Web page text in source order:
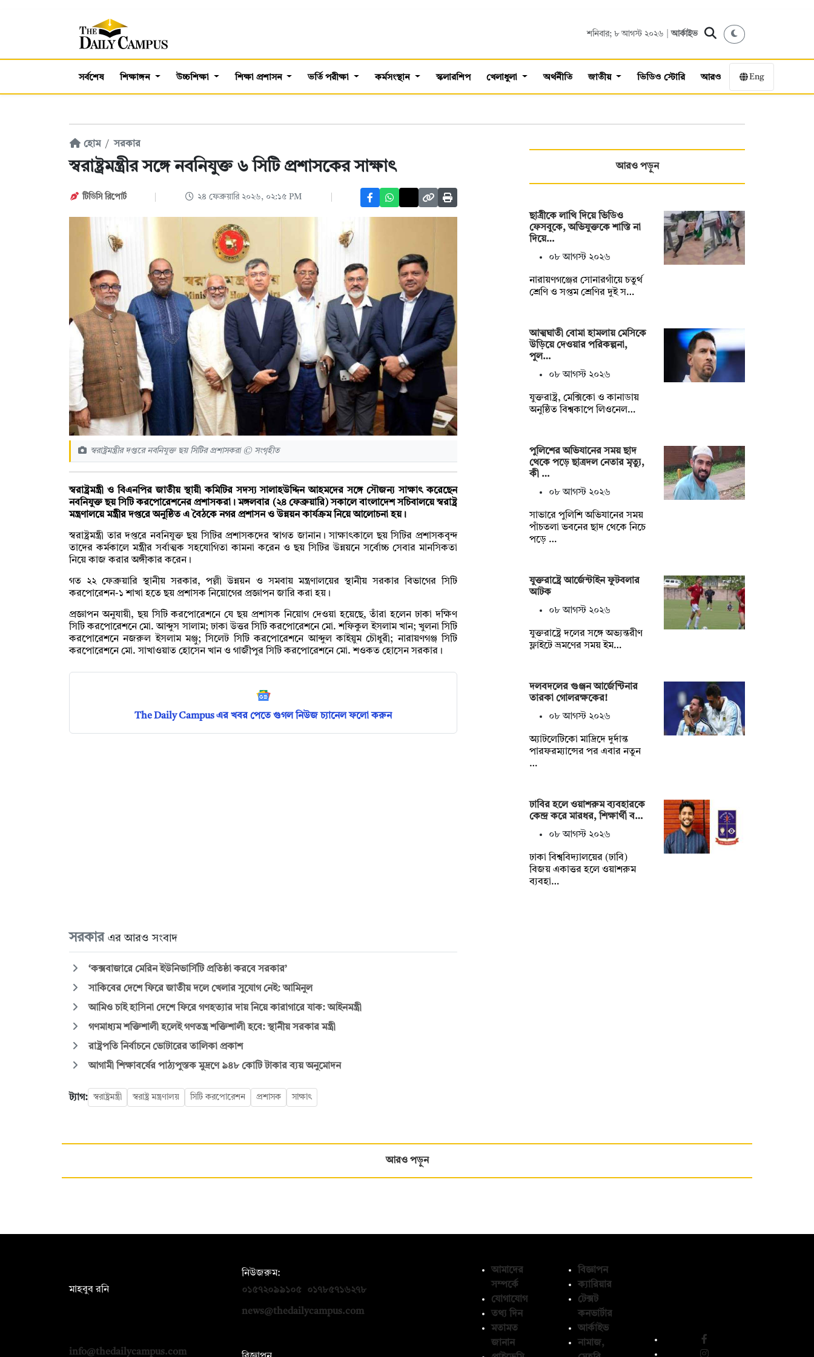
শনিবার; ৮ আগস্ট ২০২৬ |আর্কাইভ
সর্বশেষ শিক্ষাঙ্গন উচ্চশিক্ষা শিক্ষা প্রশাসন ভর্তি পরীক্ষা কর্মসংস্থান স্কলারশিপ খেলাধুলা অর্থনীতি জাতীয় ভিডিও স্টোরি আরও Eng
হোম সরকার
স্বরাষ্ট্রমন্ত্রীর সঙ্গে নবনিযুক্ত ৬ সিটি প্রশাসকের সাক্ষাৎ
টিডিসি রিপোর্ট ২৪ ফেব্রুয়ারি ২০২৬, ০২:১৫ PM
স্বরাষ্ট্রমন্ত্রীর দপ্তরে নবনিযুক্ত ছয় সিটির প্রশাসকরা © সংগৃহীত
স্বরাষ্ট্রমন্ত্রী ও বিএনপির জাতীয় স্থায়ী কমিটির সদস্য সালাহউদ্দিন আহমদের সঙ্গে সৌজন্য সাক্ষাৎ করেছেন
নবনিযুক্ত ছয় সিটি করপোরেশনের প্রশাসকরা। মঙ্গলবার (২৪ ফেব্রুয়ারি) সকালে বাংলাদেশ সচিবালয়ে স্বরাষ্ট্র
মন্ত্রণালয়ে মন্ত্রীর দপ্তরে অনুষ্ঠিত এ বৈঠকে নগর প্রশাসন ও উন্নয়ন কার্যক্রম নিয়ে আলোচনা হয়।
স্বরাষ্ট্রমন্ত্রী তার দপ্তরে নবনিযুক্ত ছয় সিটির প্রশাসকদের স্বাগত জানান। সাক্ষাৎকালে ছয় সিটির প্রশাসকবৃন্দ
তাদের কর্মকালে মন্ত্রীর সর্বাত্মক সহযোগিতা কামনা করেন ও ছয় সিটির উন্নয়নে সর্বোচ্চ সেবার মানসিকতা
নিয়ে কাজ করার অঙ্গীকার করেন।
গত ২২ ফেব্রুয়ারি স্থানীয় সরকার, পল্লী উন্নয়ন ও সমবায় মন্ত্রণালয়ের স্থানীয় সরকার বিভাগের সিটি
করপোরেশন-১ শাখা হতে ছয় প্রশাসক নিয়োগের প্রজ্ঞাপন জারি করা হয়।
প্রজ্ঞাপন অনুযায়ী, ছয় সিটি করপোরেশনে যে ছয় প্রশাসক নিয়োগ দেওয়া হয়েছে, তাঁরা হলেন ঢাকা দক্ষিণ
সিটি করপোরেশনে মো. আব্দুস সালাম; ঢাকা উত্তর সিটি করপোরেশনে মো. শফিকুল ইসলাম খান; খুলনা সিটি
করপোরেশনে নজরুল ইসলাম মঞ্জু; সিলেট সিটি করপোরেশনে আব্দুল কাইয়ুম চৌধুরী; নারায়ণগঞ্জ সিটি
করপোরেশনে মো. সাখাওয়াত হোসেন খান ও গাজীপুর সিটি করপোরেশনে মো. শওকত হোসেন সরকার।
The Daily Campus এর খবর পেতে গুগল নিউজ চ্যানেল ফলো করুন
সরকার এর আরও সংবাদ
‘কক্সবাজারে মেরিন ইউনিভার্সিটি প্রতিষ্ঠা করবে সরকার’
সাকিবের দেশে ফিরে জাতীয় দলে খেলার সুযোগ নেই: আমিনুল
আমিও চাই হাসিনা দেশে ফিরে গণহত্যার দায় নিয়ে কারাগারে যাক: আইনমন্ত্রী
গণমাধ্যম শক্তিশালী হলেই গণতন্ত্র শক্তিশালী হবে: স্থানীয় সরকার মন্ত্রী
রাষ্ট্রপতি নির্বাচনে ভোটারের তালিকা প্রকাশ
আগামী শিক্ষাবর্ষের পাঠ্যপুস্তক মুদ্রণে ৯৪৮ কোটি টাকার ব্যয় অনুমোদন
ট্যাগ: স্বরাষ্ট্রমন্ত্রী স্বরাষ্ট্র মন্ত্রণালয় সিটি করপোরেশন প্রশাসক সাক্ষাৎ
আরও পড়ুন
ছাত্রীকে লাথি দিয়ে ভিডিও
ফেসবুকে, অভিযুক্তকে শাস্তি না
দিয়ে…
০৮ আগস্ট ২০২৬
নারায়ণগঞ্জের সোনারগাঁয়ে চতুর্থ
শ্রেণি ও সপ্তম শ্রেণির দুই স…
আত্মঘাতী বোমা হামলায় মেসিকে
উড়িয়ে দেওয়ার পরিকল্পনা,
পুল…
০৮ আগস্ট ২০২৬
যুক্তরাষ্ট্র, মেক্সিকো ও কানাডায়
অনুষ্ঠিত বিশ্বকাপে লিওনেল…
পুলিশের অভিযানের সময় ছাদ
থেকে পড়ে ছাত্রদল নেতার মৃত্যু,
কী …
০৮ আগস্ট ২০২৬
সাভারে পুলিশি অভিযানের সময়
পাঁচতলা ভবনের ছাদ থেকে নিচে
পড়ে …
যুক্তরাষ্ট্রে আর্জেন্টাইন ফুটবলার
আটক
০৮ আগস্ট ২০২৬
যুক্তরাষ্ট্রে দলের সঙ্গে অভ্যন্তরীণ
ফ্লাইটে ভ্রমণের সময় ইম…
দলবদলের গুঞ্জন আর্জেন্টিনার
তারকা গোলরক্ষকের!
০৮ আগস্ট ২০২৬
অ্যাটলেটিকো মাদ্রিদে দুর্দান্ত
পারফরম্যান্সের পর এবার নতুন
…
ঢাবির হলে ওয়াশরুম ব্যবহারকে
কেন্দ্র করে মারধর, শিক্ষার্থী ব…
০৮ আগস্ট ২০২৬
ঢাকা বিশ্ববিদ্যালয়ের (ঢাবি)
বিজয় একাত্তর হলে ওয়াশরুম
ব্যবহা…
আরও পড়ুন
মাহবুব রনি
info@thedailycampus.com
নিউজরুম:
০১৫৭২০৯৯১০৫
০১৭৮৫৭১৬২৭৮
news@thedailycampus.com
আমাদের
সম্পর্কে
যোগাযোগ
তথ্য দিন
মতামত
জানান
বিজ্ঞাপন
ক্যারিয়ার
টেক্সট
কনভার্টার
আর্কাইভ
নামাজ,